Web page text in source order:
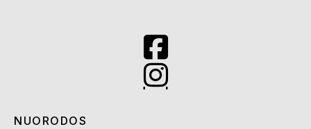
NUORODOS